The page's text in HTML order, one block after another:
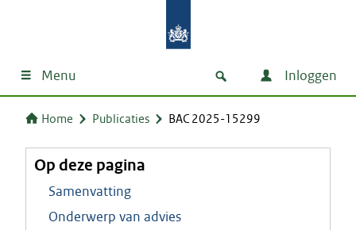
Menu Inloggen
Home Publicaties BAC 2025-15299
Op deze pagina
Samenvatting
Onderwerp van advies